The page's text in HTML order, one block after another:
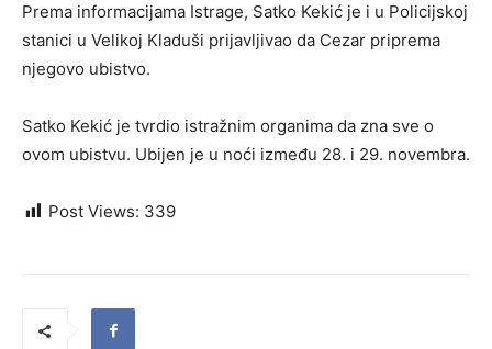
Prema informacijama Istrage, Satko Kekić je i u Policijskoj
stanici u Velikoj Kladuši prijavljivao da Cezar priprema
njegovo ubistvo.
Satko Kekić je tvrdio istražnim organima da zna sve o
ovom ubistvu. Ubijen je u noći između 28. i 29. novembra.
Post Views: 339